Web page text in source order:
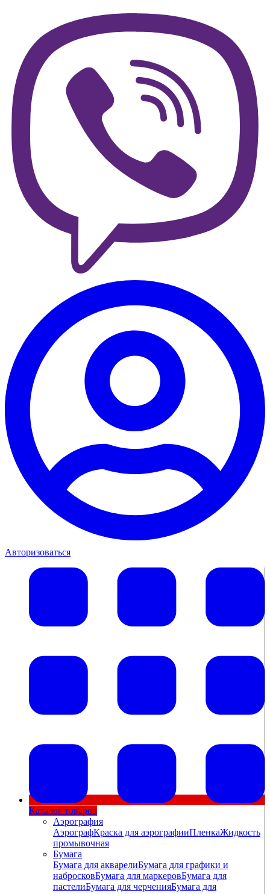
Авторизоваться
Каталог товаров
Аэрография
АэрографКраска для аэрографииПленкаЖидкость
промывочная
Бумага
Бумага для акварелиБумага для графики и
набросковБумага для маркеровБумага для
пастелиБумага для черченияБумага для